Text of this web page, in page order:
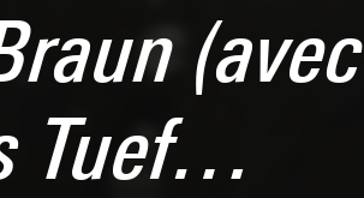
(avec
Tuef…